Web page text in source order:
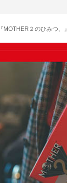
『MOTHER２のひみつ